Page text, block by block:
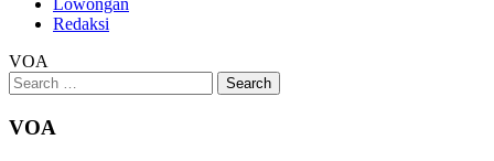
Lowongan
Redaksi
VOA
Search
for:
VOA